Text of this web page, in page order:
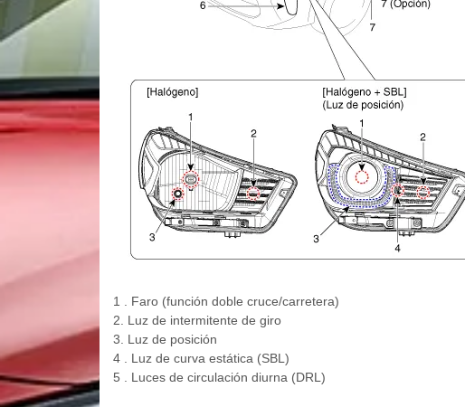
1 . Faro (función doble cruce/carretera)
2. Luz de intermitente de giro
3. Luz de posición
4 . Luz de curva estática (SBL)
5 . Luces de circulación diurna (DRL)